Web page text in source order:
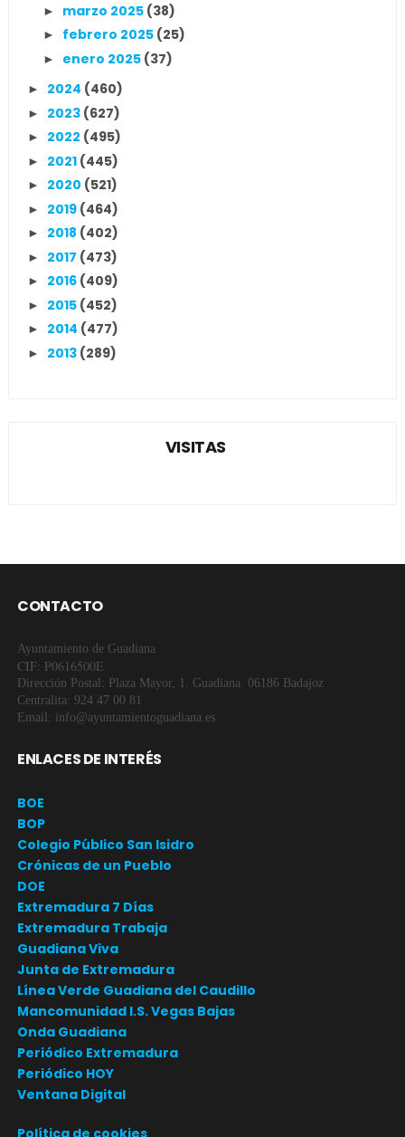
► marzo 2025 (38)
► febrero 2025 (25)
► enero 2025 (37)
► 2024 (460)
► 2023 (627)
► 2022 (495)
► 2021 (445)
► 2020 (521)
► 2019 (464)
► 2018 (402)
► 2017 (473)
► 2016 (409)
► 2015 (452)
► 2014 (477)
► 2013 (289)
VISITAS
CONTACTO
Ayuntamiento de Guadiana
CIF: P0616500E
Dirección Postal: Plaza Mayor, 1. Guadiana. 06186 Badajoz
Centralita: 924 47 00 81
Email: info@ayuntamientoguadiana.es
ENLACES DE INTERÉS
BOE
BOP
Colegio Público San Isidro
Crónicas de un Pueblo
DOE
Extremadura 7 Días
Extremadura Trabaja
Guadiana Viva
Junta de Extremadura
Línea Verde Guadiana del Caudillo
Mancomunidad I.S. Vegas Bajas
Onda Guadiana
Periódico Extremadura
Periódico HOY
Ventana Digital
Política de cookies